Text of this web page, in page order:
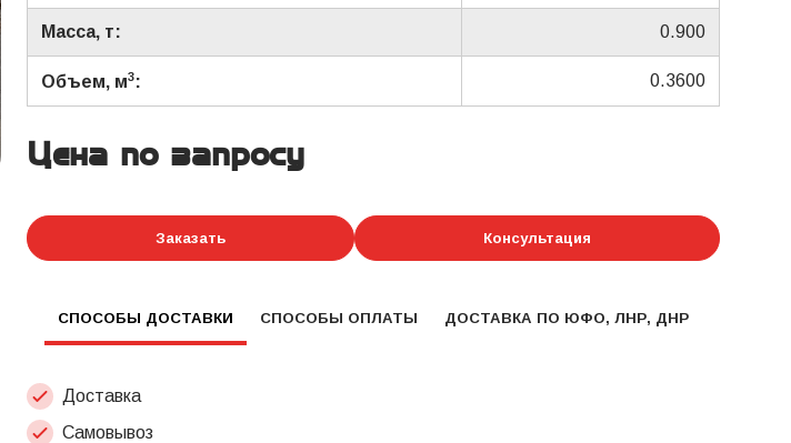
Масса, т: 0.900
Объем, м3: 0.3600
Цена по запросу
Заказать Консультация
СПОСОБЫ ДОСТАВКИ СПОСОБЫ ОПЛАТЫ ДОСТАВКА ПО ЮФО, ЛНР, ДНР
Доставка
Самовывоз